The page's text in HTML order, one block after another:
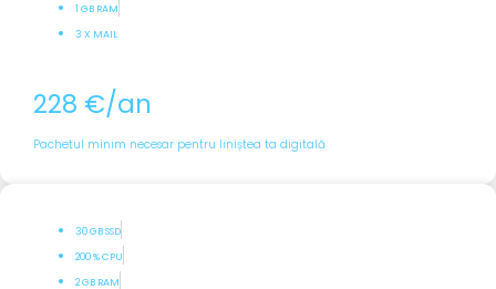
1 GB RAM
3 X MAIL
228 €/an
Pachetul minim necesar pentru liniștea ta digitală
30 GB SSD
200 % CPU
2 GB RAM